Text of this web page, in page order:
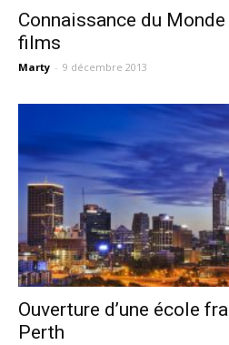
Connaissance du Monde
films
Marty - 9 décembre 2013
Ouverture d’une école
Perth